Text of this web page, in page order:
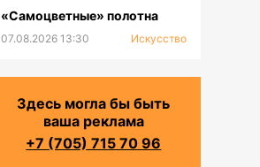
«Самоцветные» полотна
07.08.2026 13:30 Искусство
Здесь могла бы быть
ваша реклама
+7 (705) 715 70 96